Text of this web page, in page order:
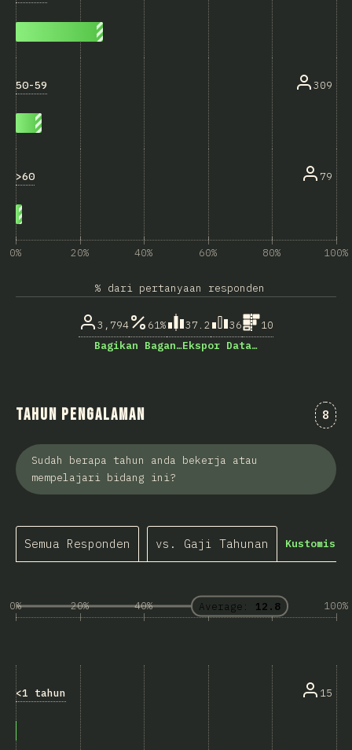
50-59 309
>60 79
0% 20% 40% 60% 80% 100%
% dari pertanyaan responden
3,794 61% 37.2 36
10
Bagikan Bagan…Ekspor Data…
Tahun Pengalaman 8
Sudah berapa tahun anda bekerja atau
mempelajari bidang ini?
Semua Responden vs. Gaji Tahunan
0% 20% 40% 60% 80% 100%
Average: 12.8
<1 tahun 15